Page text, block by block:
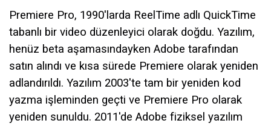
Premiere Pro, 1990'larda ReelTime adlı QuickTime
tabanlı bir video düzenleyici olarak doğdu. Yazılım,
henüz beta aşamasındayken Adobe tarafından
satın alındı ​​ve kısa sürede Premiere olarak yeniden
adlandırıldı. Yazılım 2003'te tam bir yeniden kod
yazma işleminden geçti ve Premiere Pro olarak
yeniden sunuldu. 2011'de Adobe fiziksel yazılım